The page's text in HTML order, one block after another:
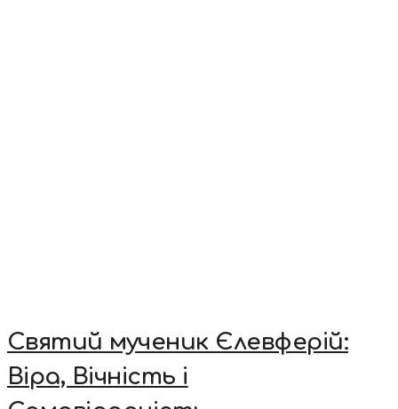
Святий мученик Єлевферій:
Віра, Вічність і